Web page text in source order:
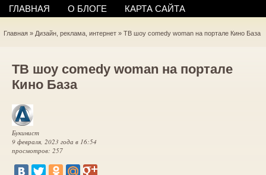
ГЛАВНАЯ О БЛОГЕ КАРТА САЙТА
Главная » Дизайн, реклама, интернет » ТВ шоу comedy woman на портале Кино База
ТВ шоу comedy woman на портале
Кино База
Букинист
9 февраля, 2023 года в 16:54
просмотров: 257